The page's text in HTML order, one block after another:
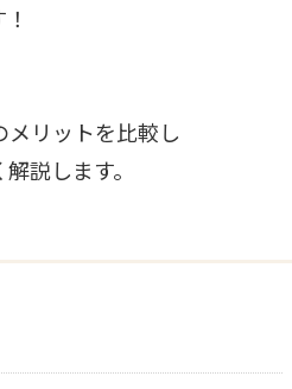
リットを比較し
説します。